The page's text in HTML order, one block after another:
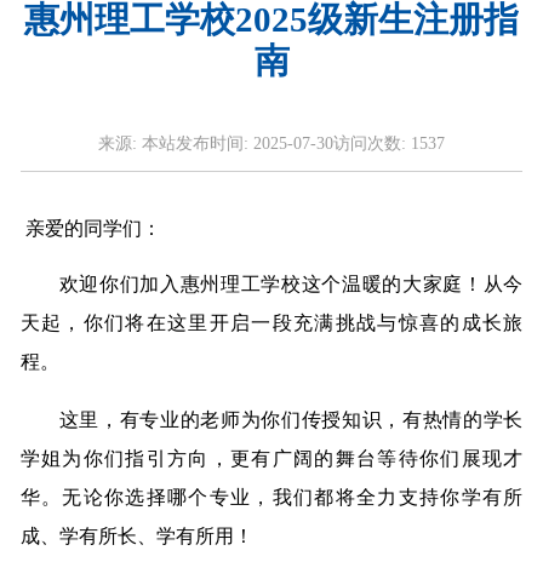
惠州理工学校2025级新生注册指
南
来源: 本站发布时间: 2025-07-30访问次数: 1537
亲爱的同学们：
欢迎你们加入惠州理工学校这个温暖的大家庭！从今
天起，你们将在这里开启一段充满挑战与惊喜的成长旅
程。
这里，有专业的老师为你们传授知识，有热情的学长
学姐为你们指引方向，更有广阔的舞台等待你们展现才
华。无论你选择哪个专业，我们都将全力支持你学有所
成、学有所长、学有所用！